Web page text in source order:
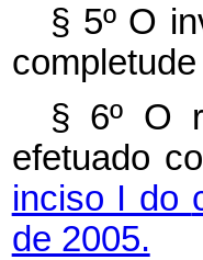
§ 5º O
§ 6º O
efetuado
inciso I do
de 2005.